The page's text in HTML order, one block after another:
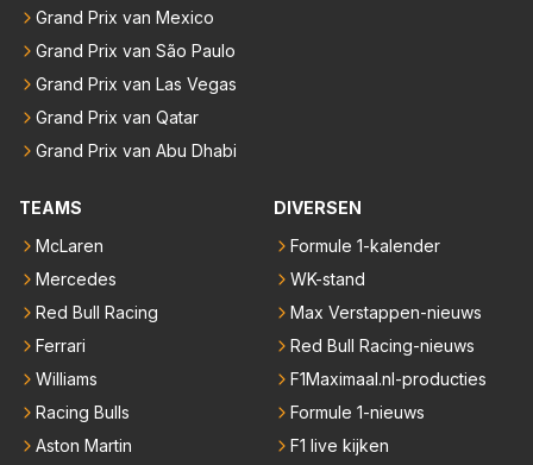
Grand Prix van Mexico
Grand Prix van São Paulo
Grand Prix van Las Vegas
Grand Prix van Qatar
Grand Prix van Abu Dhabi
TEAMS
McLaren
Mercedes
Red Bull Racing
Ferrari
Williams
Racing Bulls
Aston Martin
DIVERSEN
Formule 1-kalender
WK-stand
Max Verstappen-nieuws
Red Bull Racing-nieuws
F1Maximaal.nl-producties
Formule 1-nieuws
F1 live kijken